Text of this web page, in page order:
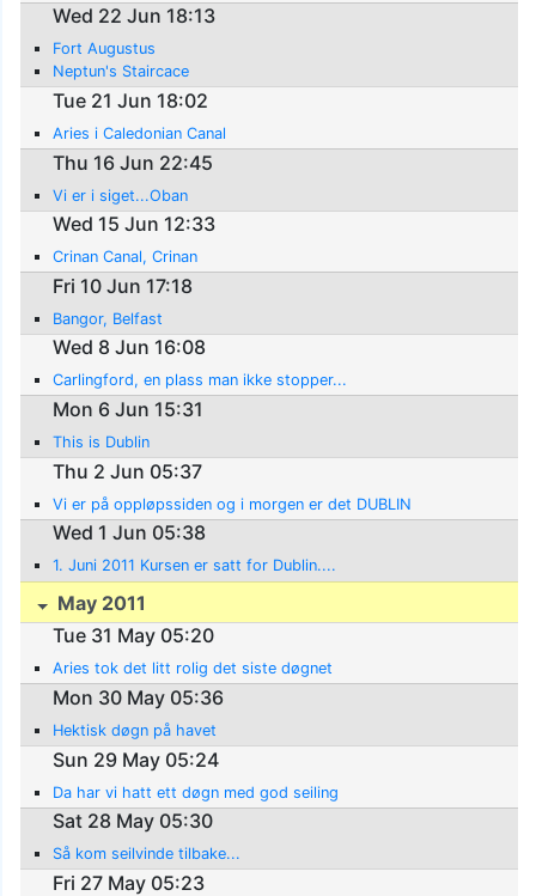
Wed 22 Jun 18:13
Fort Augustus
Neptun's Staircace
Tue 21 Jun 18:02
Aries i Caledonian Canal
Thu 16 Jun 22:45
Vi er i siget...Oban
Wed 15 Jun 12:33
Crinan Canal, Crinan
Fri 10 Jun 17:18
Bangor, Belfast
Wed 8 Jun 16:08
Carlingford, en plass man ikke stopper...
Mon 6 Jun 15:31
This is Dublin
Thu 2 Jun 05:37
Vi er på oppløpssiden og i morgen er det DUBLIN
Wed 1 Jun 05:38
1. Juni 2011 Kursen er satt for Dublin....
May 2011
Tue 31 May 05:20
Aries tok det litt rolig det siste døgnet
Mon 30 May 05:36
Hektisk døgn på havet
Sun 29 May 05:24
Da har vi hatt ett døgn med god seiling
Sat 28 May 05:30
Så kom seilvinde tilbake...
Fri 27 May 05:23